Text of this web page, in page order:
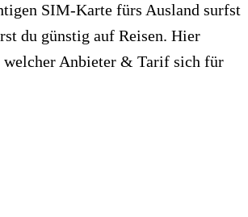
SIM-Karte fürs Ausland surfst
du günstig auf Reisen. Hier
welcher Anbieter & Tarif sich für